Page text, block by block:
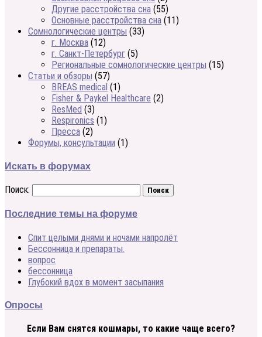
Другие расстройства сна (55)
Основные расстройства сна (11)
Сомнологические центры (33)
г. Москва (12)
г. Санкт-Петербург (5)
Региональные сомнологические центры (15)
Статьи и обзоры (57)
BREAS medical (1)
Fisher & Paykel Healthcare (2)
ResMed (3)
Respironics (1)
Пресса (2)
Форумы, консультации (1)
Искать в форумах
Поиск:
Последние темы на форуме
Спит целыми днями и ночами напролёт
Бессонница и препараты.
вопрос
бессонница
Глубокий вдох в момент засыпания
Опросы
Если Вам снятся кошмары, то какие чаще всего?